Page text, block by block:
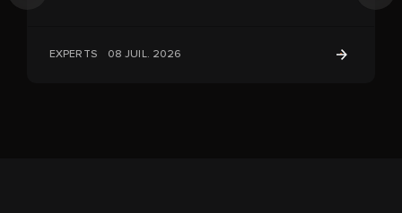
EXPERTS 08 JUIL. 2026